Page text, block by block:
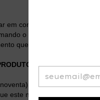
em contato com a empresa
o motivo pelo qual
que deverá cumprir para
QUANDO:
dias.
este não possui qualquer